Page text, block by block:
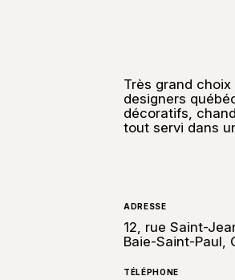
Très grand
designers
décoratifs,
tout servi dans
ADRESSE
12, rue Saint-
Baie-Saint-Paul,
TÉLÉPHONE